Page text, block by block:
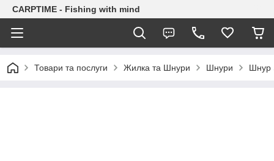
CARPTIME - Fishing with mind
Товари та послуги Жилка та Шнури Шнури Шнур